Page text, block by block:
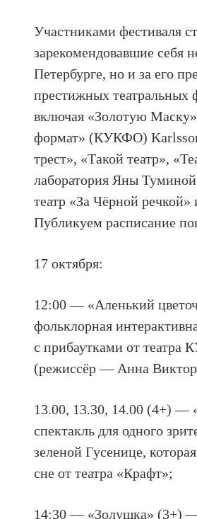
Участниками фестиваля
зарекомендовавшие себя
Петербурге, но и за его
престижных театральных
включая «Золотую
формат» (КУКФО)
трест», «Такой театр»,
лаборатория Яны
театр «За Чёрной речкой»
Публикуем расписание
17 октября:
12:00 — «Аленький
фольклорная
с прибаутками от театра
(режиссёр — Анна
13.00, 13.30, 14.00 (4+) —
спектакль для одного
зеленой Гусенице,
сне от театра «Крафт»;
14:30 — «Золушка» (3+)